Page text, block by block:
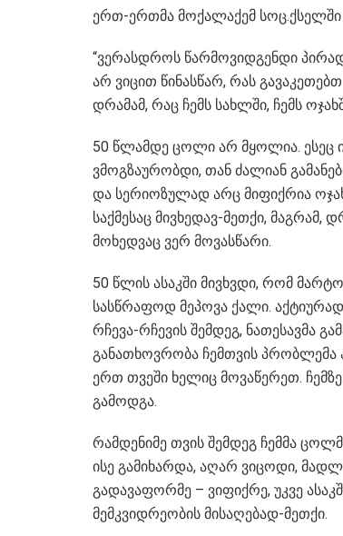
ერთ-ერთმა მოქალაქემ სოც.ქსელში
“ვერასდროს წარმოვიდგენდი
არ ვიცით წინასწარ, რას
დრამამ, რაც ჩემს სახლში, ჩემს
50 წლამდე ცოლი არ მყოლია. ესეც
ვმოგზაურობდი, თან ძალიან
და სერიოზულად არც მიფიქრია
საქმესაც მივხედავ-მეთქი,
მოხედვაც ვერ მოვასწარი.
50 წლის ასაკში მივხვდი, რომ
სასწრაფოდ მეპოვა ქალი.
რჩევა-რჩევის შემდეგ, ნათესავმა
განათხოვრობა ჩემთვის პრობლემა
ერთ თვეში ხელიც მოვაწერეთ.
გამოდგა.
რამდენიმე თვის შემდეგ ჩემმა
ისე გამიხარდა, აღარ ვიცოდი,
გადავაფორმე – ვიფიქრე, უკვე
მემკვიდრეობის მისაღებად-მეთქი.